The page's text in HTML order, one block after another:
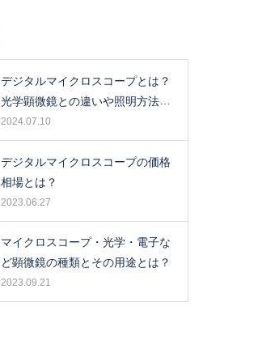
デジタルマイクロスコープとは？
光学顕微鏡との違いや照明方法に
ついて解説！
2024.07.10
デジタルマイクロスコープの価格
相場とは？
2023.06.27
マイクロスコープ・光学・電子な
ど顕微鏡の種類とその用途とは？
2023.09.21